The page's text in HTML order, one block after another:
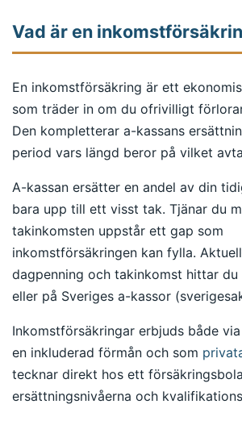
Vad är en
En inkomstförsäkring är ett
som träder in om du ofrivilligt
Den kompletterar a-kassans
period vars längd beror på vilket
A-kassan ersätter en andel av din
bara upp till ett visst tak. Tjänar du
takinkomsten uppstår ett gap som
inkomstförsäkringen kan fylla.
dagpenning och takinkomst hittar du
eller på Sveriges a-kassor
Inkomstförsäkringar erbjuds både via
en inkluderad förmån och som
tecknar direkt hos ett
ersättningsnivåerna och